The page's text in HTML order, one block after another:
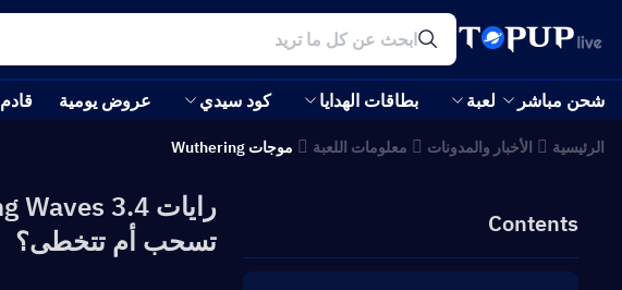
شحن مباشر لعبة بطاقات الهدايا كود سيدي عروض يومية قادم
الرئيسية الأخبار والمدونات معلومات اللعبة موجات Wuthering
Contents
تسحب أم تتخطى؟